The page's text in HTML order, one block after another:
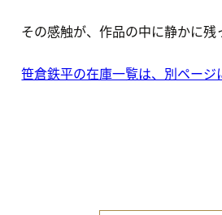
その感触が、作品の中に静かに残
笹倉鉄平の在庫一覧は、別ページ